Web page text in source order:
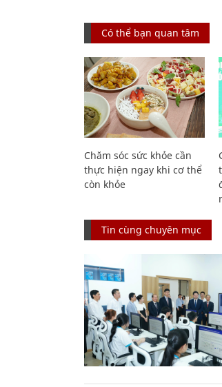
Có thể bạn quan tâm
Chăm sóc sức khỏe cần
thực hiện ngay khi cơ thể
còn khỏe
Tin cùng chuyên mục